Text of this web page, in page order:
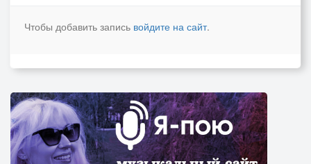
Чтобы добавить запись войдите на сайт.